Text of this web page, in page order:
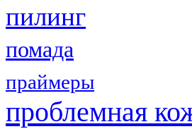
пилинг
помада
праймеры
проблемная